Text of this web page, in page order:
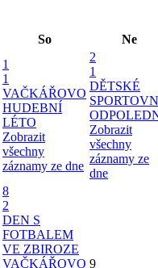
So Ne
1
1
VAČKÁŘOVO
HUDEBNÍ
LÉTO
Zobrazit
všechny
záznamy ze dne
2
1
DĚTSKÉ
Zobrazit
všechny
záznamy ze
dne
8
2
DEN S
FOTBALEM
VE ZBIROZE
VAČKÁŘOVO 9